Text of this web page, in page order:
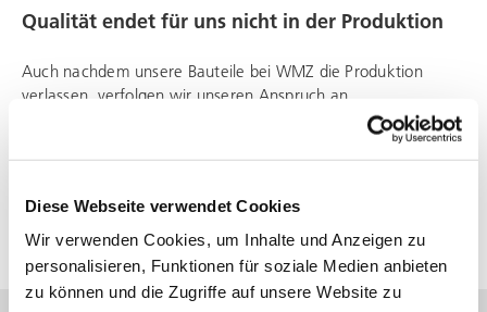
Diese Webseite verwendet Cookies
Wir verwenden Cookies, um Inhalte und Anzeigen zu
personalisieren, Funktionen für soziale Medien anbieten
zu können und die Zugriffe auf unsere Website zu
Qualität endet für uns nicht in der Produktion
Auch nachdem unsere Bauteile bei WMZ die Produktion
verlassen, verfolgen wir unseren Anspruch an
kompromisslose Qualität: mit professioneller Wartung und
Instandsetzung und mit Beratung und Schulung, damit Sie für
sich stets das Optimum aus unseren Produkten herausholen.